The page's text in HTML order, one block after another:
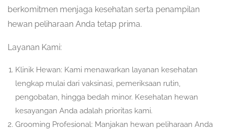
berkomitmen menjaga kesehatan serta penampilan
hewan peliharaan Anda tetap prima.
Layanan Kami:
Klinik Hewan: Kami menawarkan layanan kesehatan
lengkap mulai dari vaksinasi, pemeriksaan rutin,
pengobatan, hingga bedah minor. Kesehatan hewan
kesayangan Anda adalah prioritas kami.
Grooming Profesional: Manjakan hewan peliharaan Anda